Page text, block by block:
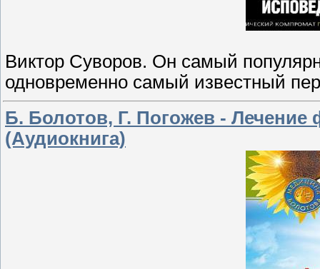
Виктор Суворов. Он самый
одновременно самый известный
Б. Болотов, Г. Погожев -
(Аудиокнига)